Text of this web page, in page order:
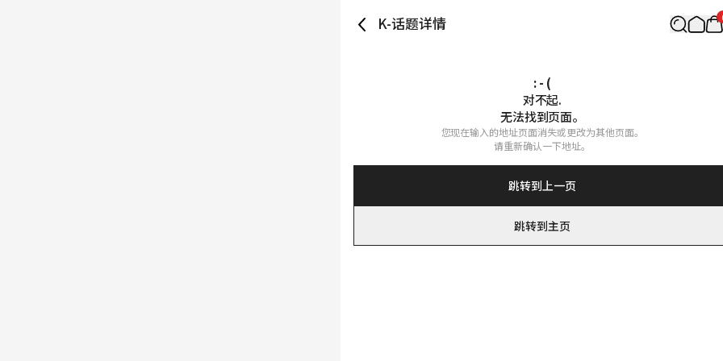
K-话题详情
: - (
对不起.
无法找到页面。
您现在输入的地址页面消失或更改为其他页面。
请重新确认一下地址。
跳转到上一页
跳转到主页